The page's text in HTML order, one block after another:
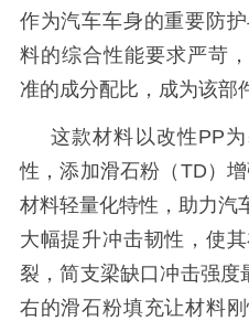
作为汽车车身的重要防
料的综合性能要求严苛
准的成分配比，成为该部
这款材料以改性PP
性，添加滑石粉（TD）
材料轻量化特性，助力汽
大幅提升冲击韧性，使
裂，简支梁缺口冲击强度
右的滑石粉填充让材料